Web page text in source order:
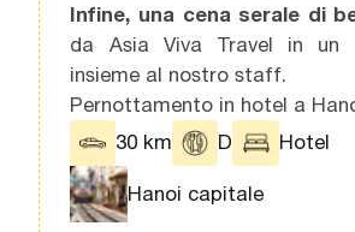
Infine, una cena serale di
da Asia Viva Travel in un
insieme al nostro staff.
Pernottamento in hotel a
30 km
D Hotel
Hanoi capitale